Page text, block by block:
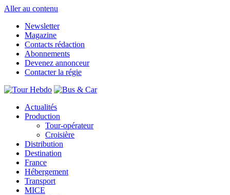
Aller au contenu
Newsletter
Magazine
Contacts rédaction
Abonnements
Devenez annonceur
Contacter la régie
Actualités
Production
Tour-opérateur
Croisière
Distribution
Destination
France
Hébergement
Transport
MICE